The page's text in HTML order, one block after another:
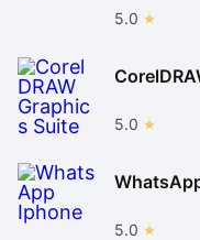
5.0
5.0
5.0